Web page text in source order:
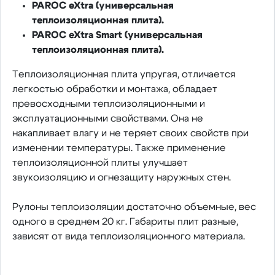
PAROC eXtra (универсальная
теплоизоляционная плита).
PAROC eXtra Smart (универсальная
теплоизоляционная плита).
Теплоизоляционная плита упругая, отличается
легкостью обработки и монтажа, обладает
превосходными теплоизоляционными и
эксплуатационными свойствами. Она не
накапливает влагу и не теряет своих свойств при
изменении температуры. Также применение
теплоизоляционной плиты улучшает
звукоизоляцию и огнезащиту наружных стен.
Рулоны теплоизоляции достаточно объемные, вес
одного в среднем 20 кг. Габариты плит разные,
зависят от вида теплоизоляционного материала.